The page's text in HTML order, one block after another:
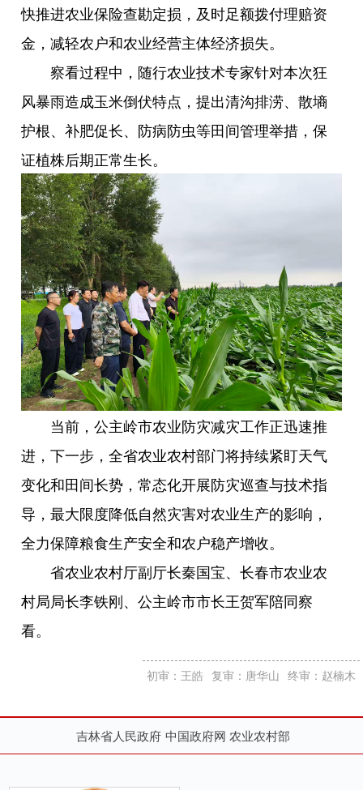
快推进农业保险查勘定损，及时足额拨付理赔资
金，减轻农户和农业经营主体经济损失。
察看过程中，随行农业技术专家针对本次狂
风暴雨造成玉米倒伏特点，提出清沟排涝、散墒
护根、补肥促长、防病防虫等田间管理举措，保
证植株后期正常生长。
当前，公主岭市农业防灾减灾工作正迅速推
进，下一步，全省农业农村部门将持续紧盯天气
变化和田间长势，常态化开展防灾巡查与技术指
导，最大限度降低自然灾害对农业生产的影响，
全力保障粮食生产安全和农户稳产增收。
省农业农村厅副厅长秦国宝、长春市农业农
村局局长李铁刚、公主岭市市长王贺军陪同察
看。
初审：王皓 复审：唐华山 终审：赵楠木
吉林省人民政府 中国政府网 农业农村部